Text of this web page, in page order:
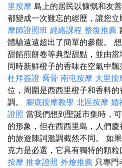
里按摩 島上的居民以慷慨和友
都變成一次難忘的經歷，讓您立
摩師證照班 經絡課程 整復推薦
體驗遠遠超出了簡單的參觀。
甜餡煎餅卷等典型甜點，並由當
同時新鮮橙子的香味在空氣中飄
杜拜簽證 喬骨 南屯按摩 大里按
位，周圍是西西里橙子和香料
調。 腳底按摩教學 北區按摩 婚
證照 當我們想到聖誕市集時，
的形象，但在西西里島，人們
的旅遊陳詞濫調截然不同。 如
克力是必選，它具有獨特的顆粒
按摩 推拿證照 外燴推薦 只專